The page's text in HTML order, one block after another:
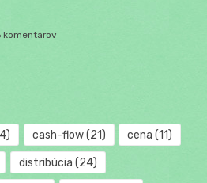
komentárov
cash-flow(21) cena (11)
distribúcia (24)